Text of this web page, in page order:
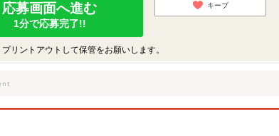
応募画面へ進む
1分で応募完了!!
キープ
リントアウトして保管をお願いします。